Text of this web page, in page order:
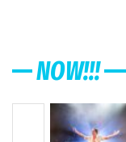
NOW!!!